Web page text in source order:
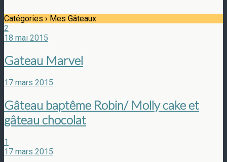
Catégories › Mes Gâteaux
2
18 mai 2015
Gateau Marvel
17 mars 2015
Gâteau baptême Robin/ Molly cake et
gâteau chocolat
1
17 mars 2015